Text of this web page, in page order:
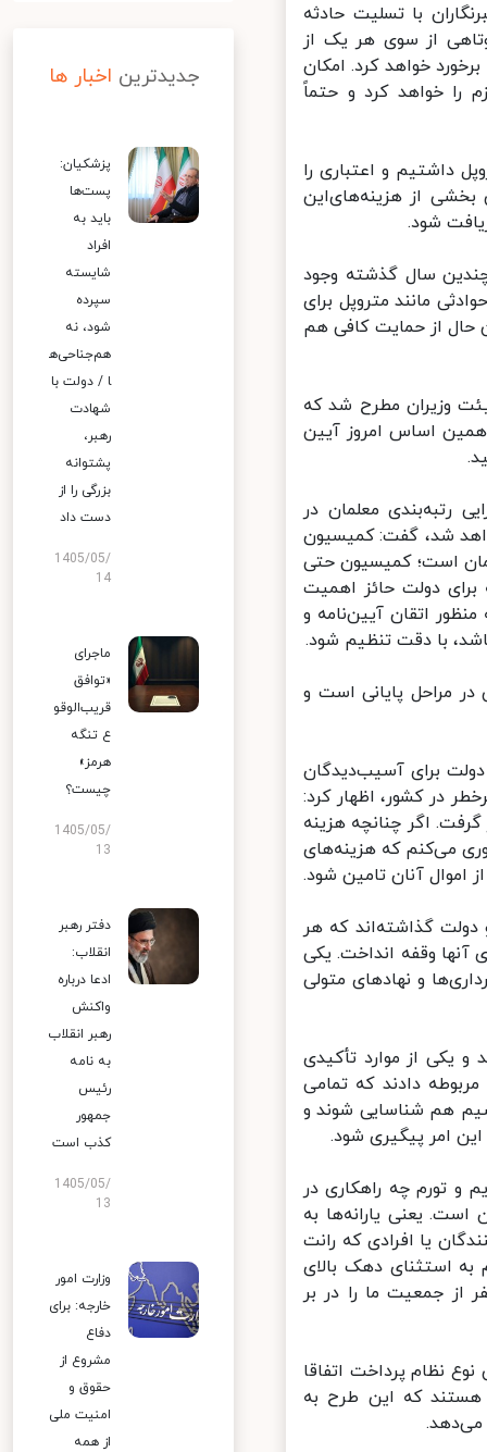
با تسلیت حادثه
از سوی هر یک از
خواهد کرد. امکان
خواهد کرد و حتماً
و اعتباری را
از هزینه‌های‌این
شود.
سال گذشته وجود
مانند متروپل برای
حال از حمایت کافی هم
وزیران مطرح شد که
اساس امروز آیین
معلمان در
شد، گفت: کمیسیون
است؛ کمیسیون حتی
دولت حائز اهمیت
اتقان آیین‌نامه و
با دقت تنظیم شود.
مراحل پایانی است و
برای آسیب‌دیدگان
در کشور، اظهار کرد:
نظر گرفت. اگر چنانچه هزینه
می‌کنم که هزینه‌های
آنان تامین شود.
گذاشته‌اند که هر
وقفه انداخت. یکی
و نهادهای متولی
از موارد تأکیدی
دادند که تمامی
هم شناسایی شوند و
امر پیگیری شود.
تورم چه راهکاری در
یعنی یارانه‌ها به
یا افرادی که رانت
استثنای دهک بالای
کند که نزدیک به ۸۰ میلیون نفر از جمعیت ما را در بر
نظام پرداخت اتفاقا
که این طرح به
جدیدترین اخبار ها
پزشکیان:
پست‌ها
باید به
افراد
شایسته
سپرده
شود، نه
هم‌جناحی‌ه
ا / دولت با
شهادت
رهبر،
پشتوانه
بزرگی را از
دست داد
1405/05/
14
ماجرای
«توافق
قریب‌الوقو
ع تنگه
هرمز»
چیست؟
1405/05/
13
دفتر رهبر
انقلاب:
ادعا درباره
واکنش
رهبر انقلاب
به نامه
رئیس
جمهور
کذب است
1405/05/
13
وزارت امور
خارجه: برای
دفاع
مشروع از
حقوق و
امنیت ملی
از همه